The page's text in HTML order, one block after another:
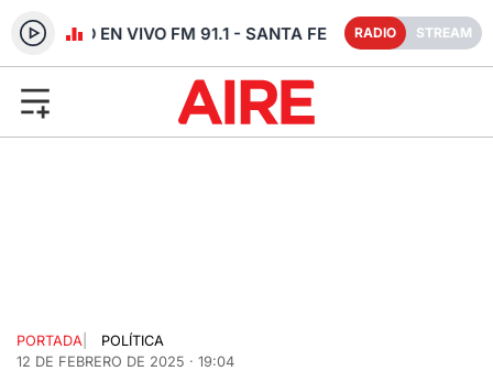
RADIO EN VIVO FM 91.1 - SANTA FE RADIO STREAM
PORTADA
POLÍTICA
12 DE FEBRERO DE 2025 · 19:04